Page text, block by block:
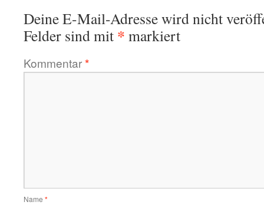
Deine E-Mail-Adresse wird nicht
Felder sind mit * markiert
Kommentar*
Name *